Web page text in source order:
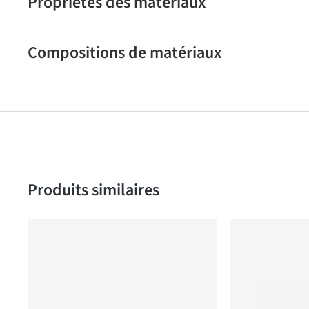
Compositions de matériaux
Produktgalerie überspringen
Produits similaires